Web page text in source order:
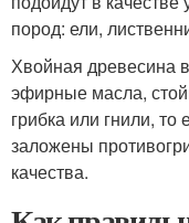
пород: ели,
Хвойная древесина
эфирные масла,
грибка или гнили,
заложены
качества.